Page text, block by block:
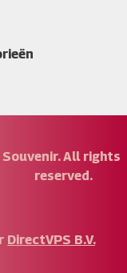
All rights
reserved.
DirectVPS B.V.